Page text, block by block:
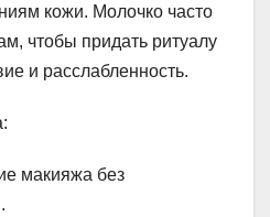
кожи. Молочко часто
чтобы придать ритуалу
и расслабленность.
макияжа без